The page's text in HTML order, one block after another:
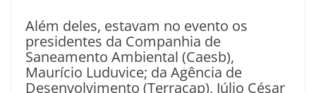
Além deles, estavam no evento os
presidentes da Companhia de
Saneamento Ambiental (Caesb),
Maurício Luduvice; da Agência de
Desenvolvimento (Terracap), Júlio César